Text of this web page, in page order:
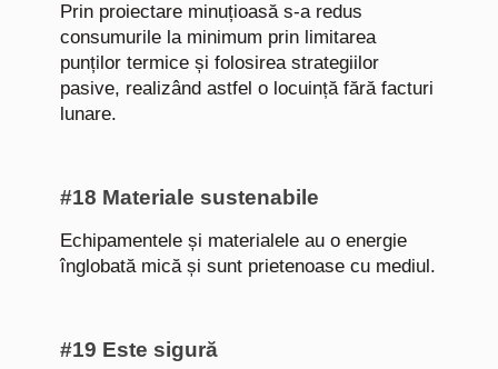
Prin proiectare minuțioasă s-a redus
consumurile la minimum prin limitarea
punților termice și folosirea strategiilor
pasive, realizând astfel o locuință fără facturi
lunare.
#18 Materiale sustenabile
Echipamentele și materialele au o energie
înglobată mică și sunt prietenoase cu mediul.
#19 Este sigură